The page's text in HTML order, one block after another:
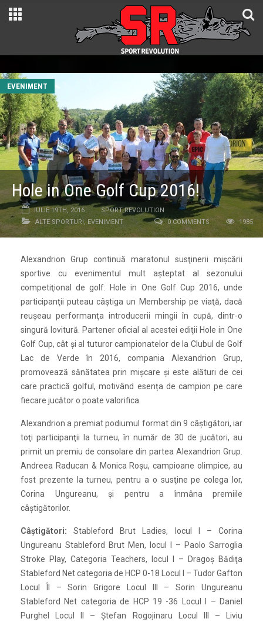
EVENIMENT
Hole in One Golf Cup 2016!
IULIE 19TH, 2016
SPORT REVOLUTION
ALTE SPORTURI, EVENIMENT 0 COMMENTS 1985
Alexandrion Grup continuă maratonul susţinerii mişcării
sportive cu evenimentul mult aşteptat al sezonului
competiţional de golf: Hole in One Golf Cup 2016, unde
participanţii puteau câştiga un Membership pe viaţă, dacă
reuşeau performanţa introducerii mingii în cupă, dintr-o
singură lovitură. Partener oficial al acestei ediţii Hole in One
Golf Cup, cât și al tuturor campionatelor de la Clubul de Golf
Lac de Verde în 2016, compania Alexandrion Grup,
promovează sănătatea prin mișcare și este alături de cei
care practică golful, motivând esența de campion pe care
fiecare jucător o poate valorifica.
Alexandrion a premiat podiumul format din 9 câştigători, iar
toţi participanţii la turneu, în număr de 30 de jucători, au
primit un premiu de consolare din partea Alexandrion Grup.
Andreea Raducan & Monica Roşu, campioane olimpice, au
fost prezente la turneu, pentru a o susţine pe colega lor,
Corina Ungureanu, şi pentru a înmâna premiile
câştigătorilor.
Câştigători: Stableford Brut Ladies, locul I – Corina
Ungureanu Stableford Brut Men, locul I – Paolo Sarroglia
Stroke Play, Categoria Teachers, locul I – Dragoş Bădiţa
Stableford Net categoria de HCP 0-18 Locul I – Tudor Gafton
Locul ÎI – Sorin Grigore Locul III – Sorin Ungureanu
Stableford Net categoria de HCP 19 -36 Locul I – Daniel
Purghel Locul II – Ştefan Rogojinaru Locul III – Liviu